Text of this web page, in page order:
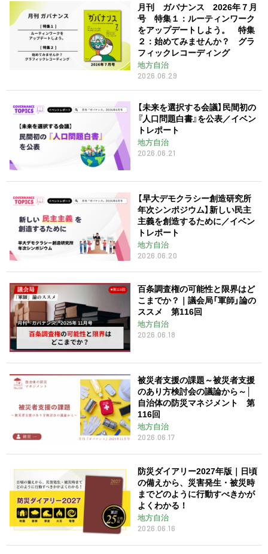
月刊 ガバナンス 2026年７月
号 特集１：ルーティンワーク
をアップデートしよう。 特集
２：始めてみませんか？ グラ
フィックレコーディング
地方自治
2026.06.29
【未来を選択する会議】民間初の
『人口問題白書』を公表／イベン
トレポート
地方自治
2026.06.21
【早大デモクラシー創造研究所
年次シンポジウム】新しい民主
主義を創造するために／イベン
トレポート
地方自治
2026.06.20
百条調査権の可能性と限界はど
こまでか？｜議会局「軍師」論の
ススメ 第116回
地方自治
2026.06.18
被災者支援の課題～被災者支援
のあり方検討会の議論から～│
自治体の防災マネジメント 第
116回
地方自治
2026.06.17
防災ダイアリー2027年版｜日頃
の備えから、災害発生・被災時
までどのように行動すべきかが
よくわかる！
地方自治
2026.06.16